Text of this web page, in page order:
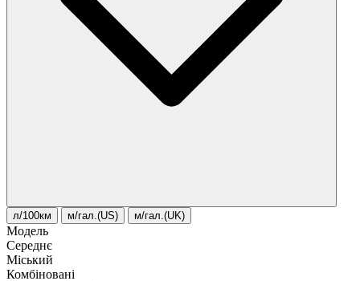
л/100км м/гал.(US) м/гал.(UK)
Модель
Середнє
Міський
Комбіновані